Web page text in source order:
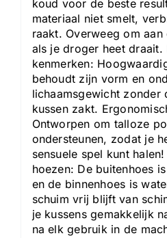
koud voor de beste
materiaal niet smelt,
raakt. Overweeg om
als je droger heet draait.
kenmerken:
behoudt zijn vorm en
lichaamsgewicht zonder
kussen zakt.
Ontworpen om talloze
ondersteunen, zodat je
sensuele spel kunt
hoezen: De buitenhoes
en de binnenhoes is
schuim vrij blijft van
je kussens gemakkelijk
na elk gebruik in de